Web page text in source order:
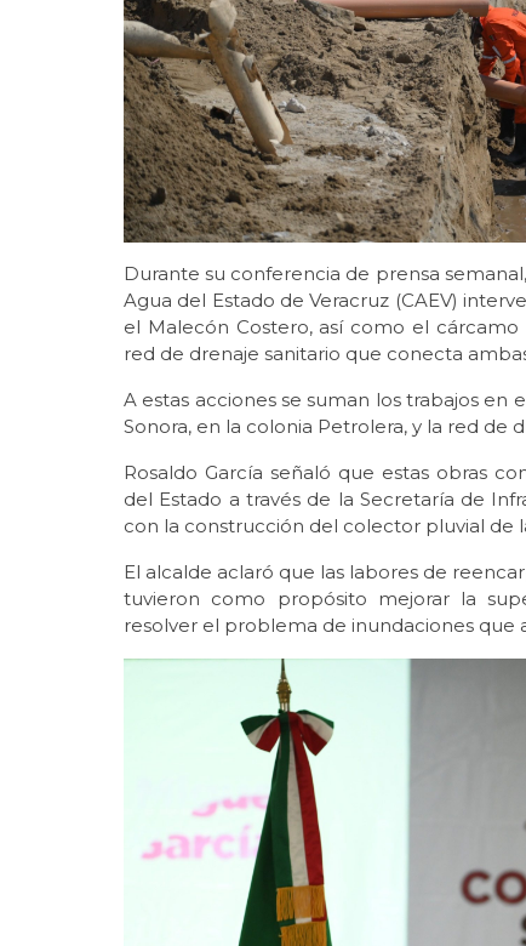
Durante su conferencia de prensa
Agua del Estado de Veracruz (CAEV)
el Malecón Costero, así como el
red de drenaje sanitario que conecta
A estas acciones se suman los trabajos en
Sonora, en la colonia Petrolera, y la red de
Rosaldo García señaló que estas obras
del Estado a través de la Secretaría de
con la construcción del colector pluvial de
El alcalde aclaró que las labores de
tuvieron como propósito mejorar la
resolver el problema de inundaciones que